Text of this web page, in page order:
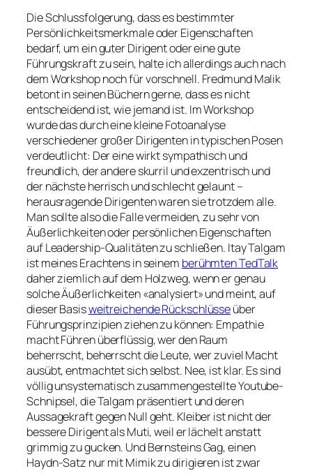
Die Schlussfolgerung, dass es bestimmter
Persönlichkeitsmerkmale oder Eigenschaften
bedarf, um ein guter Dirigent oder eine gute
Führungskraft zu sein, halte ich allerdings auch nach
dem Workshop noch für vorschnell. Fredmund Malik
betont in seinen Büchern gerne, dass es nicht
entscheidend ist,wiejemandist. Im Workshop
wurde das durch eine kleine Fotoanalyse
verschiedener großer Dirigenten in typischen Posen
verdeutlicht: Der eine wirkt sympathisch und
freundlich, der andere skurril und exzentrisch und
der nächste herrisch und schlecht gelaunt –
herausragende Dirigenten waren sie trotzdem alle.
Man sollte also die Falle vermeiden, zu sehr von
Äußerlichkeiten oder persönlichen Eigenschaften
auf Leadership-Qualitäten zu schließen. Itay Talgam
ist meines Erachtens in seinem berühmten TedTalk
daher ziemlich auf dem Holzweg, wenn er genau
solche Äußerlichkeiten «analysiert» und meint, auf
dieser Basisweitreichende Rückschlüsseüber
Führungsprinzipien ziehen zu können: Empathie
macht Führen überflüssig, wer den Raum
beherrscht, beherrscht die Leute, wer zuviel Macht
ausübt, entmachtet sich selbst. Nee, ist klar. Es sind
völlig unsystematisch zusammengestellte Youtube-
Schnipsel, die Talgam präsentiert und deren
Aussagekraft gegen Null geht. Kleiber ist nicht der
bessere Dirigent als Muti, weil er lächelt anstatt
grimmig zu gucken. Und Bernsteins Gag, einen
Haydn-Satz nur mit Mimik zu dirigieren ist zwar